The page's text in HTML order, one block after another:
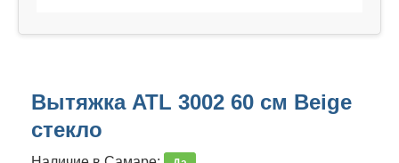
Вытяжка ATL 3002 60 см Beige
стекло